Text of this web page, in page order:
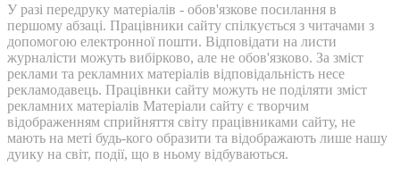
У разі передруку матеріалів - обов'язкове посилання в
першому абзаці. Працівники сайту спілкується з читачами з
допомогою електронної пошти. Відповідати на листи
журналісти можуть вибірково, але не обов'язково. За зміст
реклами та рекламних матеріалів відповідальність несе
рекламодавець. Працівнки сайту можуть не поділяти зміст
рекламних матеріалів Матеріали сайту є творчим
відображенням сприйняття світу працівниками сайту, не
мають на меті будь-кого образити та відображають лише нашу
дуику на світ, події, що в ньому відбуваються.